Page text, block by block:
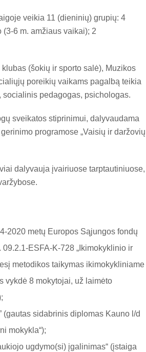
veikia 11 (dieninių) grupių: 4
6 m. amžiaus vaikai); 2
(šokių ir sporto salė), Muzikos
poreikių vaikams pagalbą teikia
pedagogas, psichologas.
sveikatos stiprinimui, dalyvaudama
programose „Vaisių ir daržovių
dalyvauja įvairiuose tarptautiniuose,
2020 metų Europos Sąjungos fondų
ESFA-K-728 „Ikimokyklinio ir
metodikos taikymas ikimokykliniame
vykdė 8 mokytojai, už laimėto
(gautas sidabrinis diplomas Kauno l/d
mokykla“);
ugdymo(si) įgalinimas“ (įstaiga